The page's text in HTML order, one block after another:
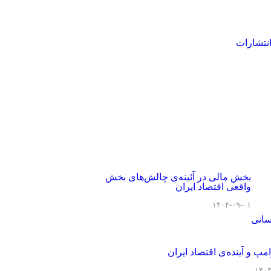
انتشارات
بخش مالی در آئینه‌ی چالش‌های بخش
واقعی اقتصاد ایران
۱۴۰۴-۰۹-۰۱
و آینده‌ی اقتصاد ایران